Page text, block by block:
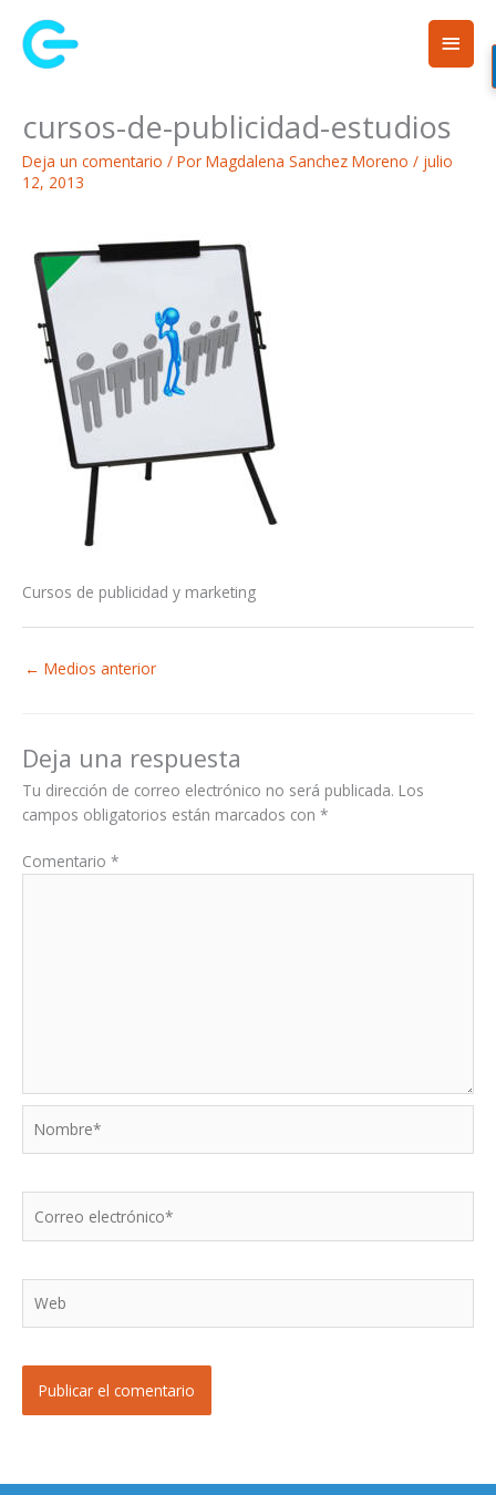
contenido
cursos-de-publicidad-estudios
Deja un comentario / Por Magdalena Sanchez Moreno / julio
12, 2013
Cursos de publicidad y marketing
← Medios anterior
Deja una respuesta
Tu dirección de correo electrónico no será publicada. Los
campos obligatorios están marcados con *
Comentario *
electrónico*